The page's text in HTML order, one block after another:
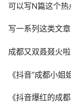
可以写N篇这个热
写一系列这类文
成都又双叒叕火
《抖音“成都小姐
《抖音爆红的成